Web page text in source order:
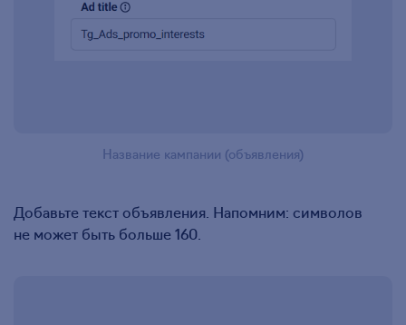
Название кампании (объявления)
Добавьте текст объявления. Напомним: символов
не может быть больше 160.